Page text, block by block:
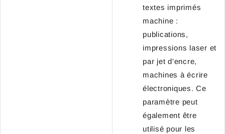
textes imprimés
machine :
publications,
impressions laser et
par jet d'encre,
machines à écrire
électroniques. Ce
paramètre peut
également être
utilisé pour les